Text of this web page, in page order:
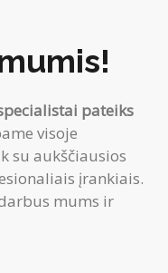
pateiks
visoje
su aukščiausios
įrankiais.
mums ir